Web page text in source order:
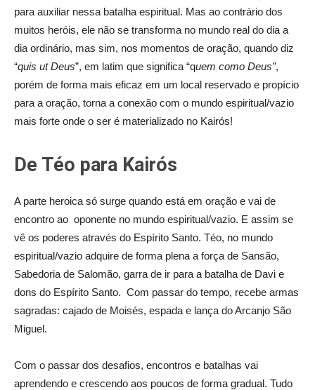
para auxiliar nessa batalha espiritual. Mas ao contrário dos
muitos heróis, ele não se transforma no mundo real do dia a
dia ordinário, mas sim, nos momentos de oração, quando diz
“quis ut Deus”, em latim que significa “quem como Deus”,
porém de forma mais eficaz em um local reservado e propício
para a oração, torna a conexão com o mundo espiritual/vazio
mais forte onde o ser é materializado no Kairós!
De Téo para Kairós
A parte heroica só surge quando está em oração e vai de
encontro ao oponente no mundo espiritual/vazio. E assim se
vê os poderes através do Espírito Santo. Téo, no mundo
espiritual/vazio adquire de forma plena a força de Sansão,
Sabedoria de Salomão, garra de ir para a batalha de Davi e
dons do Espírito Santo. Com passar do tempo, recebe armas
sagradas: cajado de Moisés, espada e lança do Arcanjo São
Miguel.
Com o passar dos desafios, encontros e batalhas vai
aprendendo e crescendo aos poucos de forma gradual. Tudo